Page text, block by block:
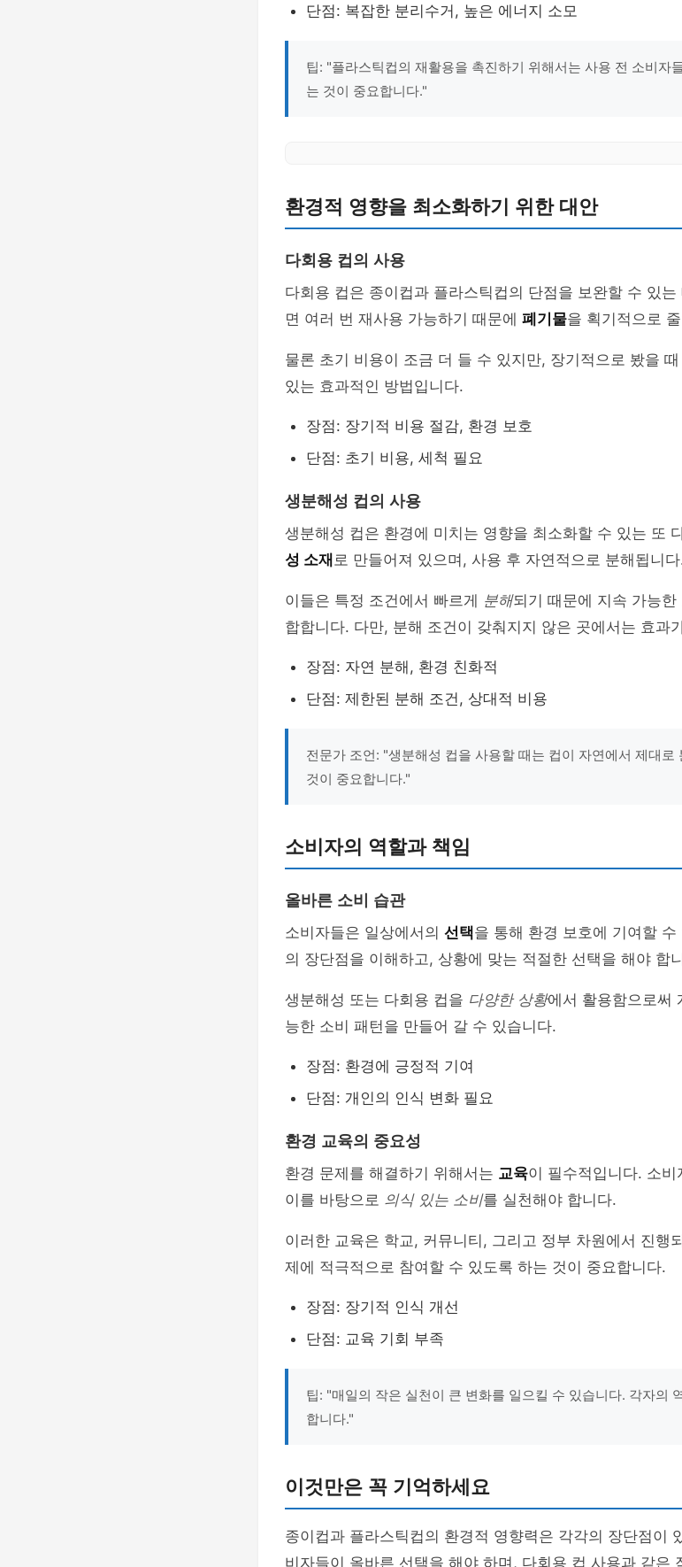
단점: 복잡한 분리수거, 높은 에너지 소모
팁: "플라스틱컵의 재활용을 촉진하기 위해서는 사용 전 소비자
는 것이 중요합니다."
환경적 영향을 최소화하기 위한 대안
다회용 컵의 사용
다회용 컵은 종이컵과 플라스틱컵의 단점을 보완할 수 있
면 여러 번 재사용 가능하기 때문에 폐기물을 획기적으로
물론 초기 비용이 조금 더 들 수 있지만, 장기적으로 봤을
있는 효과적인 방법입니다.
장점: 장기적 비용 절감, 환경 보호
단점: 초기 비용, 세척 필요
생분해성 컵의 사용
생분해성 컵은 환경에 미치는 영향을 최소화할 수 있는 또
성 소재 로 만들어져 있으며, 사용 후 자연적으로 분해됩니
이들은 특정 조건에서 빠르게 분해되기 때문에 지속 가능
합합니다. 다만, 분해 조건이 갖춰지지 않은 곳에서는 효과
장점: 자연 분해, 환경 친화적
단점: 제한된 분해 조건, 상대적 비용
전문가 조언: "생분해성 컵을 사용할 때는 컵이 자연에서 제대
것이 중요합니다."
소비자의 역할과 책임
올바른 소비 습관
소비자들은 일상에서의 선택을 통해 환경 보호에 기여할
의 장단점을 이해하고, 상황에 맞는 적절한 선택을 해야 합
생분해성 또는 다회용 컵을 다양한 상황에서 활용함으로써
능한 소비 패턴을 만들어 갈 수 있습니다.
장점: 환경에 긍정적 기여
단점: 개인의 인식 변화 필요
환경 교육의 중요성
환경 문제를 해결하기 위해서는 교육이 필수적입니다. 소
이를 바탕으로 의식 있는 소비를 실천해야 합니다.
이러한 교육은 학교, 커뮤니티, 그리고 정부 차원에서 진행
제에 적극적으로 참여할 수 있도록 하는 것이 중요합니다.
장점: 장기적 인식 개선
단점: 교육 기회 부족
팁: "매일의 작은 실천이 큰 변화를 일으킬 수 있습니다. 각자의
합니다."
이것만은 꼭 기억하세요
종이컵과 플라스틱컵의 환경적 영향력은 각각의 장단점이
비자들이 올바른 선택을 해야 하며, 다회용 컵 사용과 같은